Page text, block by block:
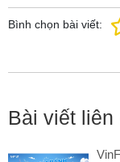
Bình chọn bài viết:
Bài viết liên